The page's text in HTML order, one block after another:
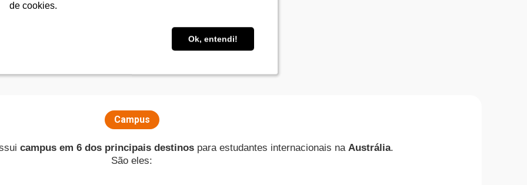
de cookies.
Ok, entendi!
de cookies.
Ok, entendi!
Campus
campus em 6 dos principais destinos para estudantes internacionais na Austrália.
São eles: